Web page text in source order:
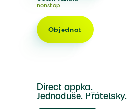
nonstop
Objednat
Direct appka.
Jednoduše. Přátelsky.